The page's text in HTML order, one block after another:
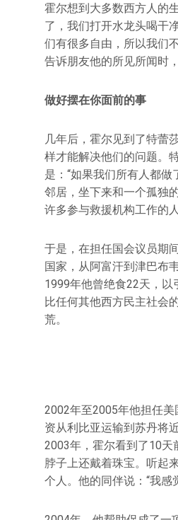
霍尔想到大多数西方人的
了，我们打开水龙头喝干
们有很多自由，所以我们
告诉朋友他的所见所闻时
做好摆在你面前的事
几年后，霍尔见到了特蕾
样才能解决他们的问题。
是：“如果我们所有人都
邻居，坐下来和一个孤独
许多参与救援机构工作的
于是，在担任国会议员期
国家，从阿富汗到津巴布
1999年他曾绝食22天，
比任何其他西方民主社会
荒。
2002年至2005年他担任
资从利比亚运输到苏丹将
2003年，霍尔看到了10天
脖子上还戴着珠宝。听起
个人。他的同伴说：“我